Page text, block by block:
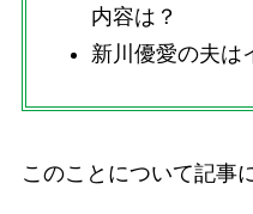
内容は？
新川優愛の夫は
このことについて記事